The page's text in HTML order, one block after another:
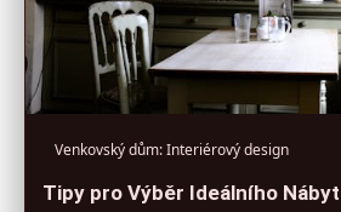
Venkovský dům: Interiérový design
Tipy pro Výběr Ideálního